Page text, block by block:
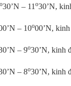
o30’N – 11 o30’N,
– 10o00’N,
– 9o30’N, kinh
– 8o30’N, kinh